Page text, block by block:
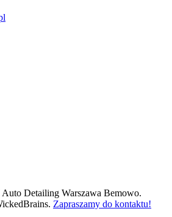
Detailing Warszawa Bemowo.
Zapraszamy do kontaktu!